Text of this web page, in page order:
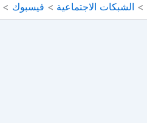
الشبكات الاجتماعية فيسبوك